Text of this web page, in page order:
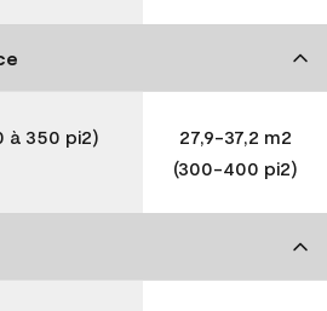
à 350 pi2)
27,9-37,2 m2
(300-400 pi2)